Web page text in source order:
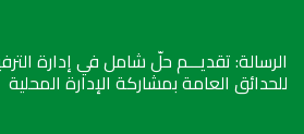
الرسالة: تقديـــم حلّ شامل في إدارة
للحدائق العامة بمشاركة الإدارة المحلية